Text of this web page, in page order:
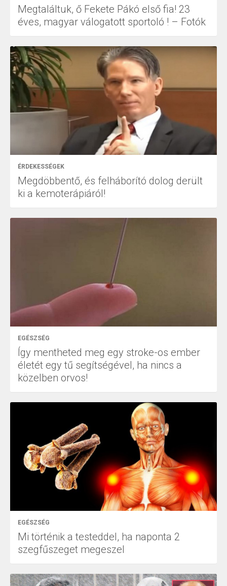
Megtaláltuk, ő Fekete Pákó első fia! 23
éves, magyar válogatott sportoló ! – Fotók
ÉRDEKESSÉGEK
Megdöbbentő, és felháborító dolog derült
ki a kemoterápiáról!
EGÉSZSÉG
Így mentheted meg egy stroke-os ember
életét egy tű segítségével, ha nincs a
közelben orvos!
EGÉSZSÉG
Mi történik a testeddel, ha naponta 2
szegfűszeget megeszel